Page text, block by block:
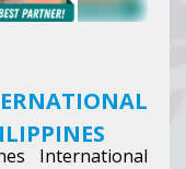
International